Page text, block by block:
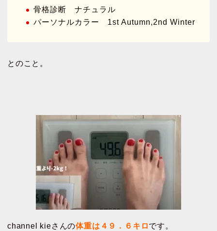
骨格診断 ナチュラル
パーソナルカラー 1st Autumn,2nd Winter
とのこと。
channel kieさんの体重は４９．６キロです。